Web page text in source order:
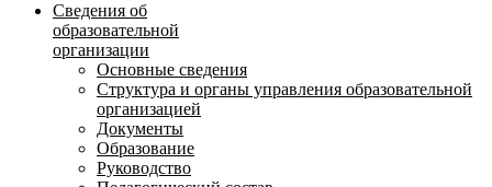
Сведения об
образовательной
организации
Основные сведения
Структура и органы управления образовательной
организацией
Документы
Образование
Руководство